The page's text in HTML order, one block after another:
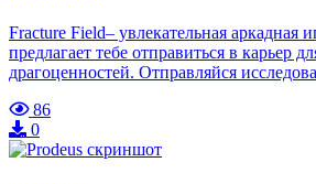
Fracture Field– увлекательная аркадная
предлагает тебе отправиться в карьер
драгоценностей. Отправляйся
86
0